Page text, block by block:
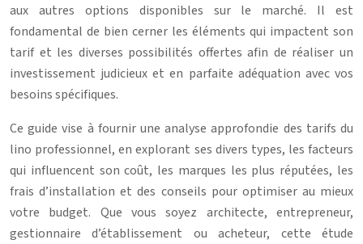
aux autres options disponibles sur le marché. Il est
fondamental de bien cerner les éléments qui impactent son
tarif et les diverses possibilités offertes afin de réaliser un
investissement judicieux et en parfaite adéquation avec vos
besoins spécifiques.
Ce guide vise à fournir une analyse approfondie des tarifs du
lino professionnel, en explorant ses divers types, les facteurs
qui influencent son coût, les marques les plus réputées, les
frais d’installation et des conseils pour optimiser au mieux
votre budget. Que vous soyez architecte, entrepreneur,
gestionnaire d’établissement ou acheteur, cette étude